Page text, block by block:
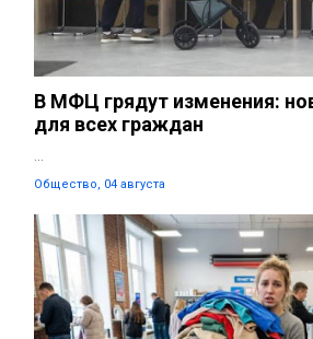
В МФЦ грядут изменения:
для всех граждан
...
Общество, 04 августа